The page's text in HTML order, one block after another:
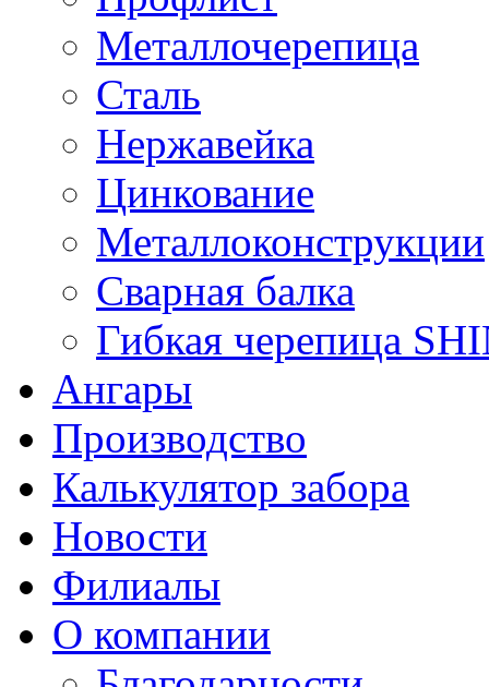
Металлочерепица
Сталь
Нержавейка
Цинкование
Металлоконструкции
Сварная балка
Гибкая черепица
Ангары
Производство
Калькулятор забора
Новости
Филиалы
О компании